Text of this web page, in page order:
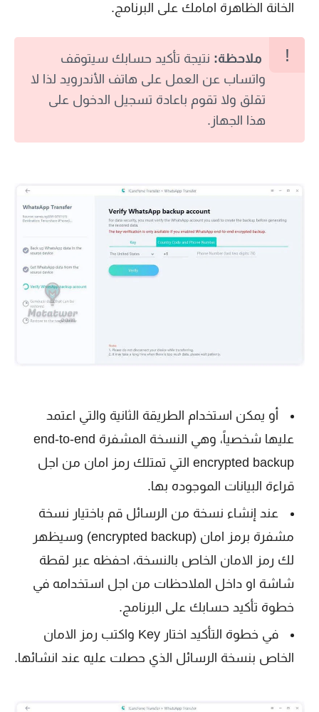
الخانة الظاهرة امامك على البرنامج.
ملاحظة: نتيجة تأكيد حسابك سيتوقف
واتساب عن العمل على هاتف الأندرويد لذا لا
تقلق ولا تقوم باعادة تسجيل الدخول على
هذا الجهاز.
أو يمكن استخدام الطريقة الثانية والتي اعتمد
عليها شخصياً، وهي النسخة المشفرة end-to-end
encrypted backup التي تمتلك رمز امان من اجل
قراءة البيانات الموجوده بها.
عند إنشاء نسخة من الرسائل قم باختيار نسخة
مشفرة برمز امان (encrypted backup) وسيظهر
لك رمز الامان الخاص بالنسخة، احفظه عبر لقطة
شاشة او داخل الملاحظات من اجل استخدامه في
خطوة تأكيد حسابك على البرنامج.
في خطوة التأكيد اختار Key واكتب رمز الامان
الخاص بنسخة الرسائل الذي حصلت عليه عند انشائها.